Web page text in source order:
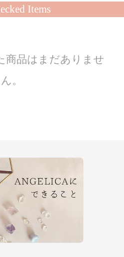
Items
商品はまだありませ
ん。